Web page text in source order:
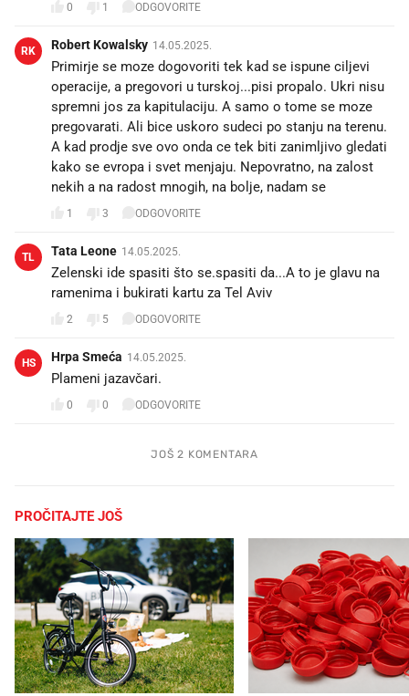
0 1 ODGOVORITE
RK Robert Kowalsky 14.05.2025.
Primirje se moze dogovoriti tek kad se ispune ciljevi
operacije, a pregovori u turskoj...pisi propalo. Ukri nisu
spremni jos za kapitulaciju. A samo o tome se moze
pregovarati. Ali bice uskoro sudeci po stanju na terenu.
A kad prodje sve ovo onda ce tek biti zanimljivo gledati
kako se evropa i svet menjaju. Nepovratno, na zalost
nekih a na radost mnogih, na bolje, nadam se
1 3 ODGOVORITE
TL Tata Leone 14.05.2025.
Zelenski ide spasiti što se.spasiti da...A to je glavu na
ramenima i bukirati kartu za Tel Aviv
2 5 ODGOVORITE
HS Hrpa Smeća 14.05.2025.
Plameni jazavčari.
0 0 ODGOVORITE
JOŠ 2 KOMENTARA
PROČITAJTE JOŠ